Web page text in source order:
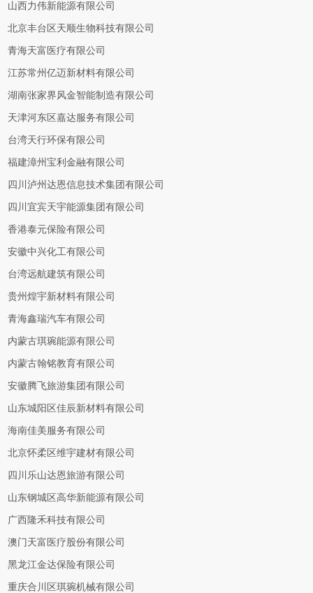
山西力伟新能源有限公司
北京丰台区天顺生物科技有限公司
青海天富医疗有限公司
江苏常州亿迈新材料有限公司
湖南张家界风金智能制造有限公司
天津河东区嘉达服务有限公司
台湾天行环保有限公司
福建漳州宝利金融有限公司
四川泸州达恩信息技术集团有限公司
四川宜宾天宇能源集团有限公司
香港泰元保险有限公司
安徽中兴化工有限公司
台湾远航建筑有限公司
贵州煌宇新材料有限公司
青海鑫瑞汽车有限公司
内蒙古琪琬能源有限公司
内蒙古翰铭教育有限公司
安徽腾飞旅游集团有限公司
山东城阳区佳辰新材料有限公司
海南佳美服务有限公司
北京怀柔区维宇建材有限公司
四川乐山达恩旅游有限公司
山东钢城区高华新能源有限公司
广西隆禾科技有限公司
澳门天富医疗股份有限公司
黑龙江金达保险有限公司
重庆合川区琪琬机械有限公司